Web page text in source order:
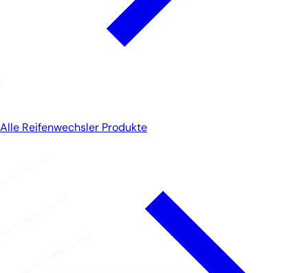
Alle Reifenwechsler Produkte